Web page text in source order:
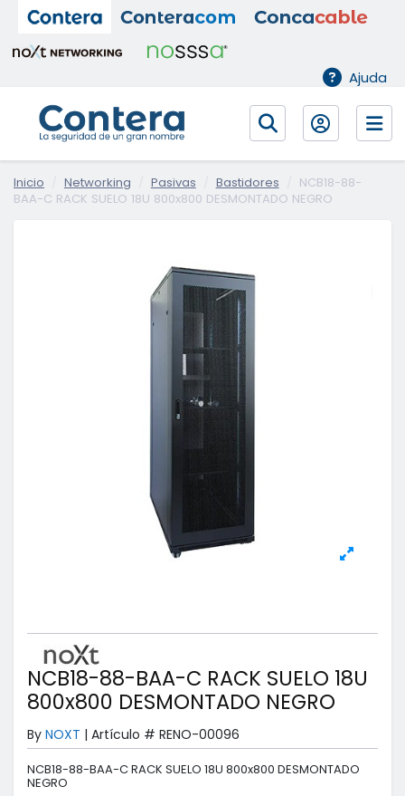
Ajuda
Inicio Networking Pasivas Bastidores
NCB18-88-
BAA-C RACK SUELO 18U 800x800 DESMONTADO NEGRO
NCB18-88-BAA-C RACK SUELO 18U
800x800 DESMONTADO NEGRO
By NOXT | Artículo # RENO-00096
NCB18-88-BAA-C RACK SUELO 18U 800x800 DESMONTADO
NEGRO